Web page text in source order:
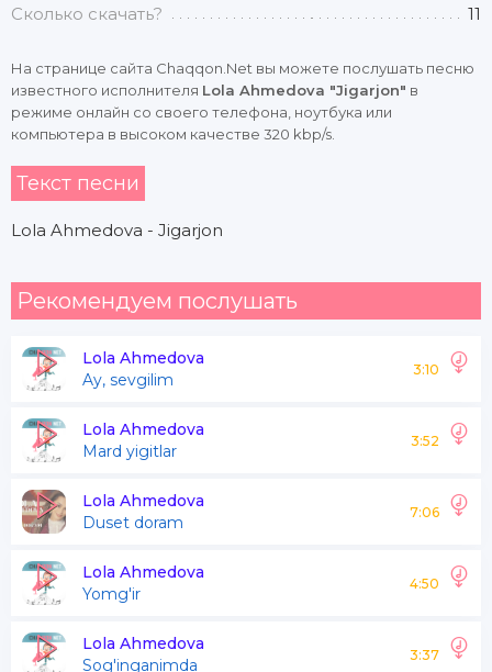
Сколько скачать? 11
На странице сайта Chaqqon.Net вы можете послушать песню
известного исполнителя Lola Ahmedova "Jigarjon" в
режиме онлайн со своего телефона, ноутбука или
компьютера в высоком качестве 320 kbp/s.
Текст песни
Lola Ahmedova - Jigarjon
Рекомендуем послушать
Lola Ahmedova
Ay, sevgilim
3:10
Lola Ahmedova
Mard yigitlar
3:52
Lola Ahmedova
Duset doram
7:06
Lola Ahmedova
Yomg'ir
4:50
Lola Ahmedova
Sog'inganimda
3:37